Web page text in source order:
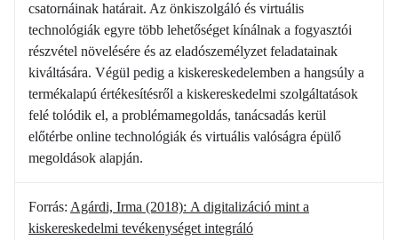
csatornáinak határait. Az önkiszolgáló és virtuális
technológiák egyre több lehetőséget kínálnak a fogyasztói
részvétel növelésére és az eladószemélyzet feladatainak
kiváltására. Végül pedig a kiskereskedelemben a hangsúly a
termékalapú értékesítésről a kiskereskedelmi szolgáltatások
felé tolódik el, a problémamegoldás, tanácsadás kerül
előtérbe online technológiák és virtuális valóságra épülő
megoldások alapján.
Forrás: Agárdi, Irma (2018): A digitalizáció mint a
kiskereskedelmi tevékenységet integráló